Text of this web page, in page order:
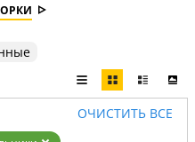
ОЧИСТИТЬ ВСЕ